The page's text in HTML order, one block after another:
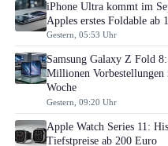
iPhone Ultra kommt im
Apples erstes Foldable ab
Gestern, 05:53 Uhr
Samsung Galaxy Z Fold
Millionen Vorbestellungen
Woche
Gestern, 09:20 Uhr
Apple Watch Series 11:
Tiefstpreise ab 200 Euro